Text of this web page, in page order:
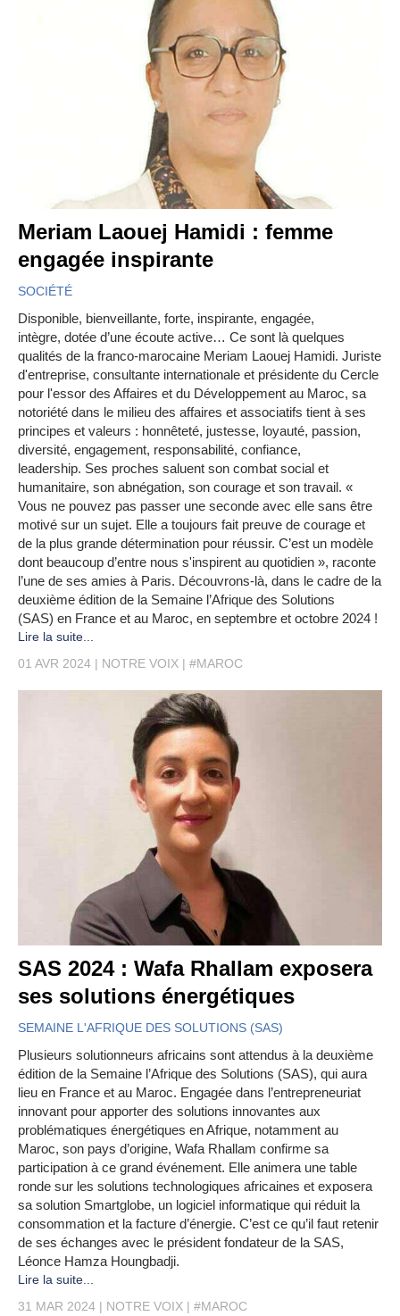
Meriam Laouej Hamidi : femme
engagée inspirante
SOCIÉTÉ
Disponible, bienveillante, forte, inspirante, engagée,
intègre, dotée d’une écoute active… Ce sont là quelques
qualités de la franco-marocaine Meriam Laouej Hamidi. Juriste
d'entreprise, consultante internationale et présidente du Cercle
pour l'essor des Affaires et du Développement au Maroc, sa
notoriété dans le milieu des affaires et associatifs tient à ses
principes et valeurs : honnêteté, justesse, loyauté, passion,
diversité, engagement, responsabilité, confiance,
leadership. Ses proches saluent son combat social et
humanitaire, son abnégation, son courage et son travail. «
Vous ne pouvez pas passer une seconde avec elle sans être
motivé sur un sujet. Elle a toujours fait preuve de courage et
de la plus grande détermination pour réussir. C’est un modèle
dont beaucoup d’entre nous s'inspirent au quotidien », raconte
l’une de ses amies à Paris. Découvrons-là, dans le cadre de la
deuxième édition de la Semaine l’Afrique des Solutions
(SAS) en France et au Maroc, en septembre et octobre 2024 !
Lire la suite...
01 AVR 2024
NOTRE VOIX #MAROC
SAS 2024 : Wafa Rhallam exposera
ses solutions énergétiques
SEMAINE L'AFRIQUE DES SOLUTIONS (SAS)
Plusieurs solutionneurs africains sont attendus à la deuxième
édition de la Semaine l’Afrique des Solutions (SAS), qui aura
lieu en France et au Maroc. Engagée dans l’entrepreneuriat
innovant pour apporter des solutions innovantes aux
problématiques énergétiques en Afrique, notamment au
Maroc, son pays d’origine, Wafa Rhallam confirme sa
participation à ce grand événement. Elle animera une table
ronde sur les solutions technologiques africaines et exposera
sa solution Smartglobe, un logiciel informatique qui réduit la
consommation et la facture d’énergie. C’est ce qu’il faut retenir
de ses échanges avec le président fondateur de la SAS,
Léonce Hamza Houngbadji.
Lire la suite...
31 MAR 2024
NOTRE VOIX #MAROC